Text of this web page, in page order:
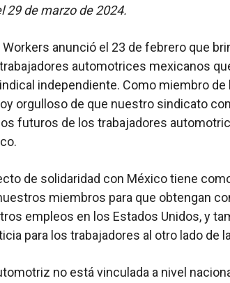
29 de marzo de 2024.
Workers anunció el 23 de febrero que
automotrices mexicanos
independiente. Como miembro de
orgulloso de que nuestro sindicato
futuros de los trabajadores
de solidaridad con México tiene
miembros para que obtengan
empleos en los Estados Unidos, y
para los trabajadores al otro lado de
no está vinculada a nivel